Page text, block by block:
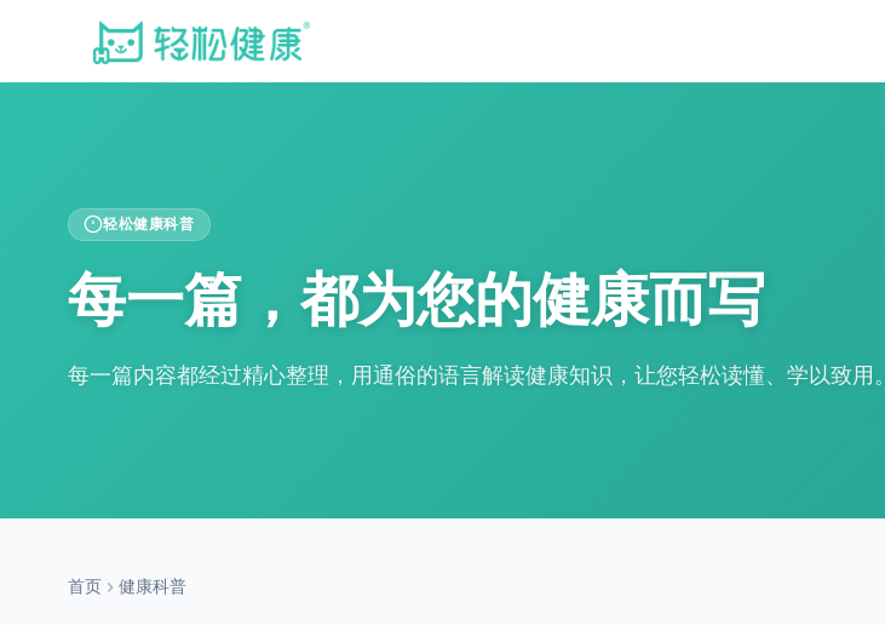
轻松健康科普
每一篇，都为您的健康而写
每一篇内容都经过精心整理，用通俗的语言解读健康知识，让您轻松读懂、学以致用。
首页 健康科普